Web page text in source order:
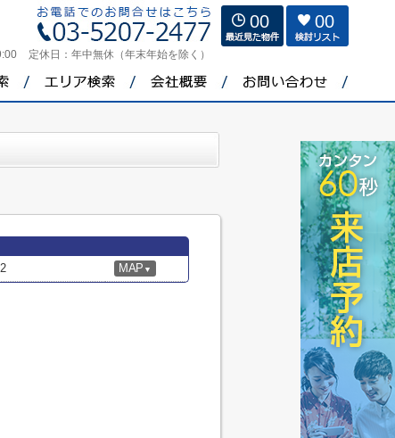
定休日： 年中無休（年末年始を除く）
00 00
MAP ▼